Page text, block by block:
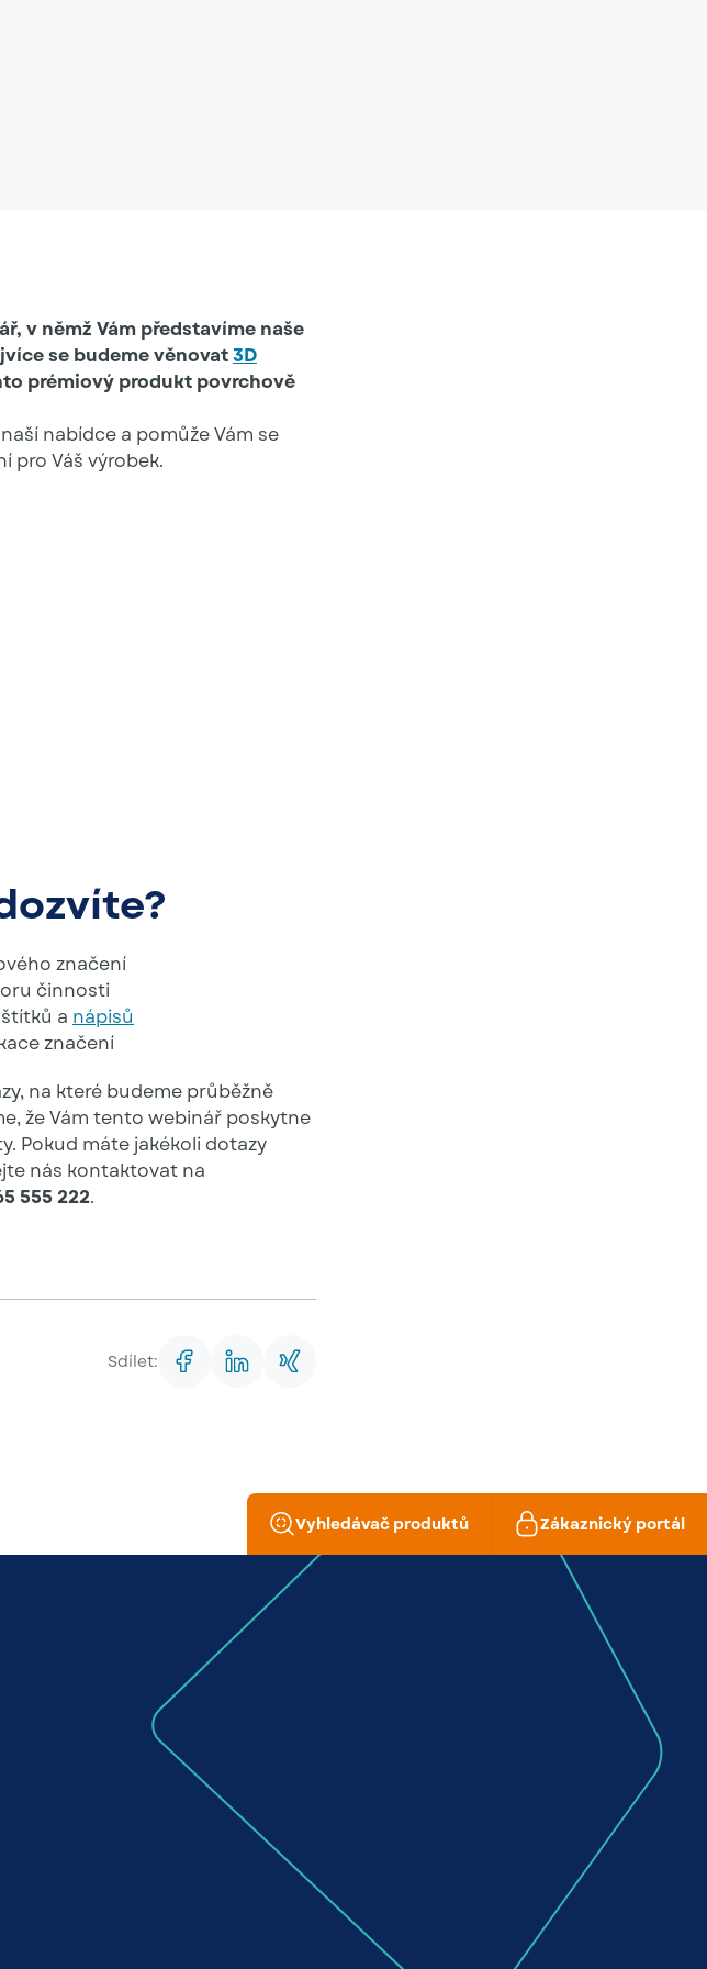
v němž Vám představíme naše
se budeme věnovat3D
prémiový produkt povrchově
nabídce a pomůže Vám se
pro Váš výrobek.
značení
činnosti
a nápisů
značení
na které budeme průběžně
že Vám tento webinář poskytne
Pokud máte jakékoli dotazy
nás kontaktovat na
555 222.
Sdílet:
Vyhledávač produktů Zákaznický portál